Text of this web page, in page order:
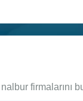
firmalarını